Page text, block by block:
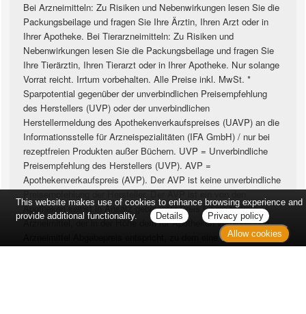
Bei Arzneimitteln: Zu Risiken und Nebenwirkungen lesen Sie die
Packungsbeilage und fragen Sie Ihre Ärztin, Ihren Arzt oder in
Ihrer Apotheke. Bei Tierarzneimitteln: Zu Risiken und
Nebenwirkungen lesen Sie die Packungsbeilage und fragen Sie
Ihre Tierärztin, Ihren Tierarzt oder in Ihrer Apotheke. Nur solange
Vorrat reicht. Irrtum vorbehalten. Alle Preise inkl. MwSt. *
Sparpotential gegenüber der unverbindlichen Preisempfehlung
des Herstellers (UVP) oder der unverbindlichen
Herstellermeldung des Apothekenverkaufspreises (UAVP) an die
Informationsstelle für Arzneispezialitäten (IFA GmbH) / nur bei
rezeptfreien Produkten außer Büchern. UVP = Unverbindliche
Preisempfehlung des Herstellers (UVP). AVP =
Apothekenverkaufspreis (AVP). Der AVP ist keine unverbindliche
Preisempfehlung der Hersteller. Der AVP ist ein von den
Apotheken selbst in Ansatz gebrachter Preis für rezeptfreie
Arzneimittel, der in der Höhe dem für Apotheken verbindlichen
Arzneimittel Abgabepreis entspricht, zu dem eine Apotheke in
This website makes use of cookies to enhance browsing experience and
provide additional functionality.
Details
Privacy policy
Allow cookies